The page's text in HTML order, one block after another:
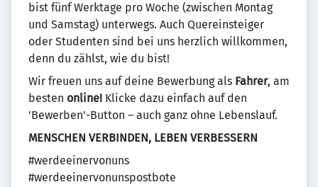
bist fünf Werktage pro Woche (zwischen Montag
und Samstag) unterwegs. Auch Quereinsteiger
oder Studenten sind bei uns herzlich willkommen,
denn du zählst, wie du bist!
Wir freuen uns auf deine Bewerbung als Fahrer, am
besten online! Klicke dazu einfach auf den
'Bewerben'-Button – auch ganz ohne Lebenslauf.
MENSCHEN VERBINDEN, LEBEN VERBESSERN
#werdeeinervonuns
#werdeeinervonunspostbote